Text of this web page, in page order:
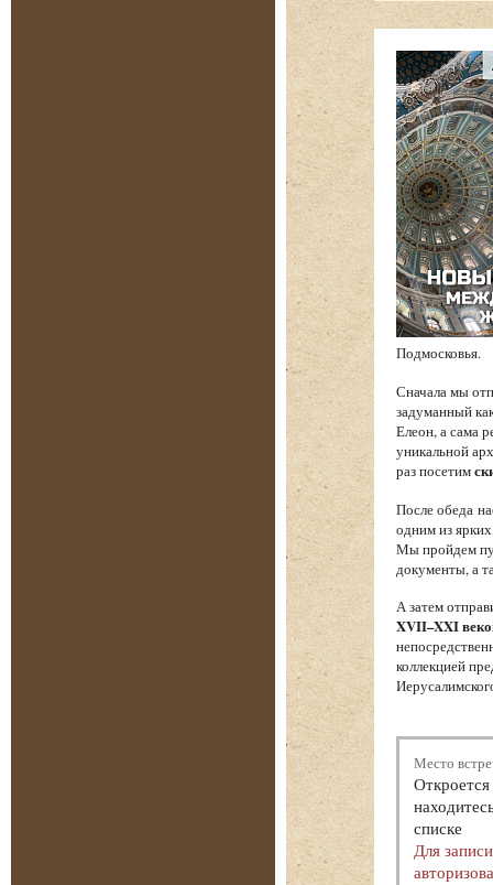
Подмосковья.
Сначала мы
задуманный
Елеон, а сама
уникальной
раз посетим
После обеда
одним из
Мы пройдем
документы, а
А затем
XVII–XXI
коллекцией
Место
списке
Для